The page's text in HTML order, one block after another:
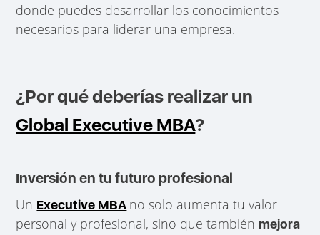
donde puedes desarrollar los conocimientos
necesarios para liderar una empresa.
¿Por qué deberías realizar un
Global Executive MBA?
Inversión en tu futuro profesional
Un Executive MBA no solo aumenta tu valor
personal y profesional, sino que tambiénmejora